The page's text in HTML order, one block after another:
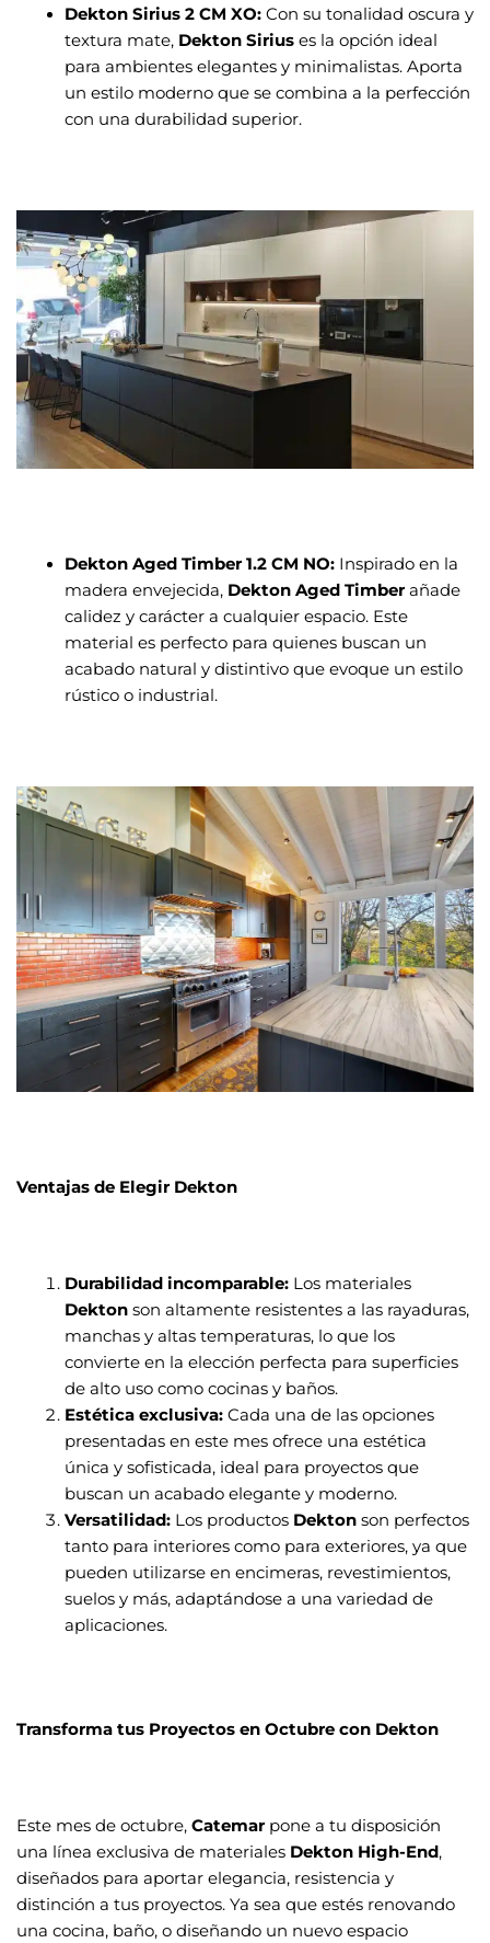
Dekton Sirius 2 CM XO:Con su tonalidad oscura y
textura mate, Dekton Siriuses la opción ideal
para ambientes elegantes y minimalistas. Aporta
un estilo moderno que se combina a la perfección
con una durabilidad superior.
Dekton Aged Timber 1.2 CM NO:Inspirado en la
madera envejecida, Dekton Aged Timberañade
calidez y carácter a cualquier espacio. Este
material es perfecto para quienes buscan un
acabado natural y distintivo que evoque un estilo
rústico o industrial.
Ventajas de Elegir Dekton
Durabilidad incomparable:Los materiales
Dektonson altamente resistentes a las rayaduras,
manchas y altas temperaturas, lo que los
convierte en la elección perfecta para superficies
de alto uso como cocinas y baños.
Estética exclusiva:Cada una de las opciones
presentadas en este mes ofrece una estética
única y sofisticada, ideal para proyectos que
buscan un acabado elegante y moderno.
Versatilidad:Los productos Dektonson perfectos
tanto para interiores como para exteriores, ya que
pueden utilizarse en encimeras, revestimientos,
suelos y más, adaptándose a una variedad de
aplicaciones.
Transforma tus Proyectos en Octubre con Dekton
Este mes de octubre, Catemarpone a tu disposición
una línea exclusiva de materiales Dekton High-End ,
diseñados para aportar elegancia, resistencia y
distinción a tus proyectos. Ya sea que estés renovando
una cocina, baño, o diseñando un nuevo espacio